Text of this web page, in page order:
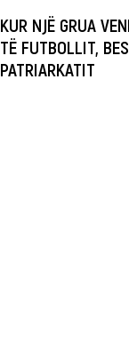
KUR NJË GRUA
TË FUTBOLLIT,
PATRIARKATIT